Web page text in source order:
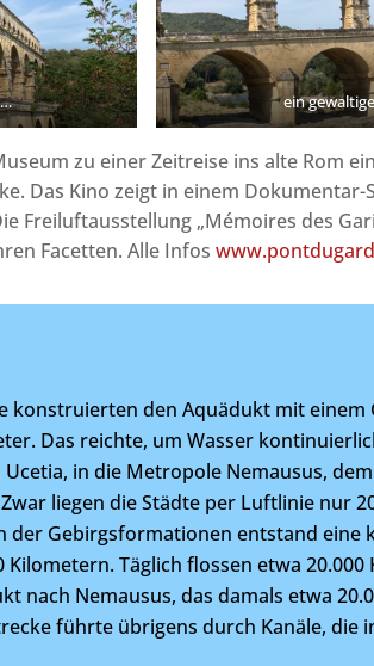
ein
zu einer Zeitreise ins alte Rom
Das Kino zeigt in einem Dokumentar-
Freiluftausstellung „Mémoires des
Facetten. Alle Infos
konstruierten den Aquädukt mit einem
Das reichte, um Wasser
Ucetia, in die Metropole Nemausus,
liegen die Städte per Luftlinie nur
der Gebirgsformationen entstand eine
Kilometern. Täglich flossen etwa
nach Nemausus, das damals etwa
führte übrigens durch Kanäle, die